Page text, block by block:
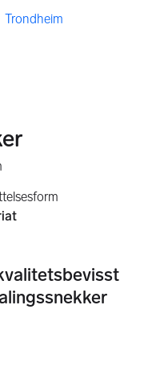
Trondheim